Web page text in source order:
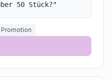
50 Stück?"
Promotion